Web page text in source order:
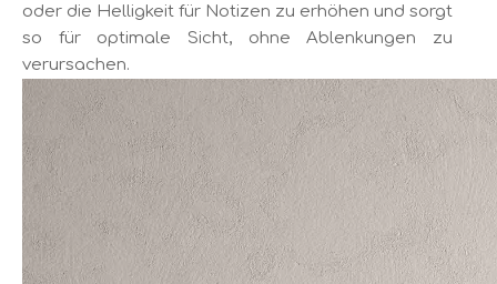
oder die Helligkeit für Notizen zu erhöhen und sorgt
so für optimale Sicht, ohne Ablenkungen zu
verursachen.